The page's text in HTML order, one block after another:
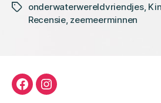
Tagsonderwaterwereldvriendjes,
Recensie, zeemeerminnen
facebookinstagram